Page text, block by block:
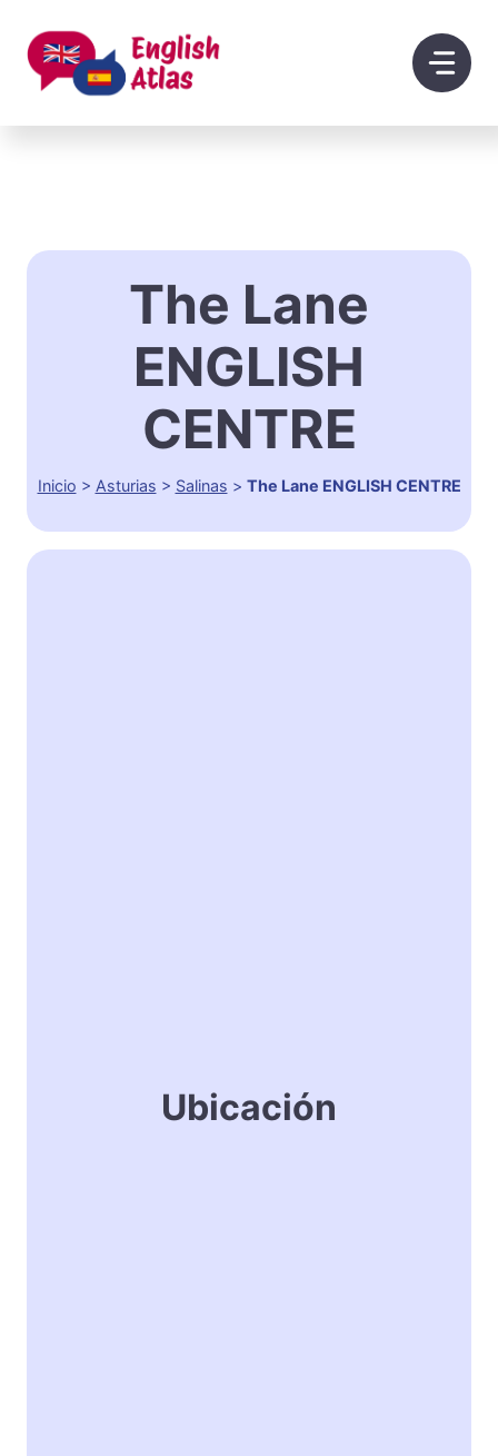
contenido
The Lane
ENGLISH
CENTRE
Inicio > Asturias > Salinas > The Lane ENGLISH CENTRE
Ubicación